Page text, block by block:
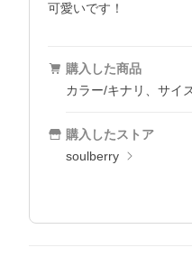
可愛いです！
購入した商品
カラー/キナリ、サイ
購入したストア
soulberry